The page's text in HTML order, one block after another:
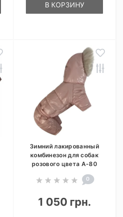
В КОРЗИНУ
Зимний лакированный
комбинезон для собак
розового цвета A-80
0
1 050 грн.